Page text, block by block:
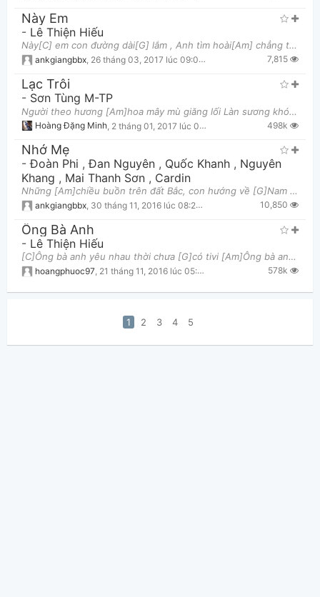
Này Em
- Lê Thiện Hiếu
Này[C] em con đường dài[G] lắm , Anh tìm hoài[Am] chẳng thấy đâu một [F]người như em Này [C]em ng
ankgiangbbx, 26 tháng 03, 2017 lúc 09:06pm 7,815
Lạc Trôi
- Sơn Tùng M-TP
Người theo hương [Am]hoa mây mù giăng lối Làn sương khói phôi [Em]phai đưa bước ai xa rồi Đơn cô
Hoàng Đặng Minh 2 tháng 01, 2017 lúc 03:28am 498k
Nhớ Mẹ
-Đoàn Phi ,Đan Nguyên , Quốc Khanh , Nguyên
Khang , Mai Thanh Sơn , Cardin
Những [Am]chiều buồn trên đất Bắc, con hướng về [G]Nam con nhớ mẹ [Am]nhiều Mẹ ơi bao nhiêu năm [F
ankgiangbbx 30 tháng 11, 2016 lúc 08:20pm 10,850
Ông Bà Anh
- Lê Thiện Hiếu
[C]Ông bà anh yêu nhau thời chưa [G]có tivi [Am]Ông bà anh yêu nhau thời chưa [F]có xe hơi [C]Ông
hoangphuoc97, 21 tháng 11, 2016 lúc 05:47pm 578k
1 2 3 4 5